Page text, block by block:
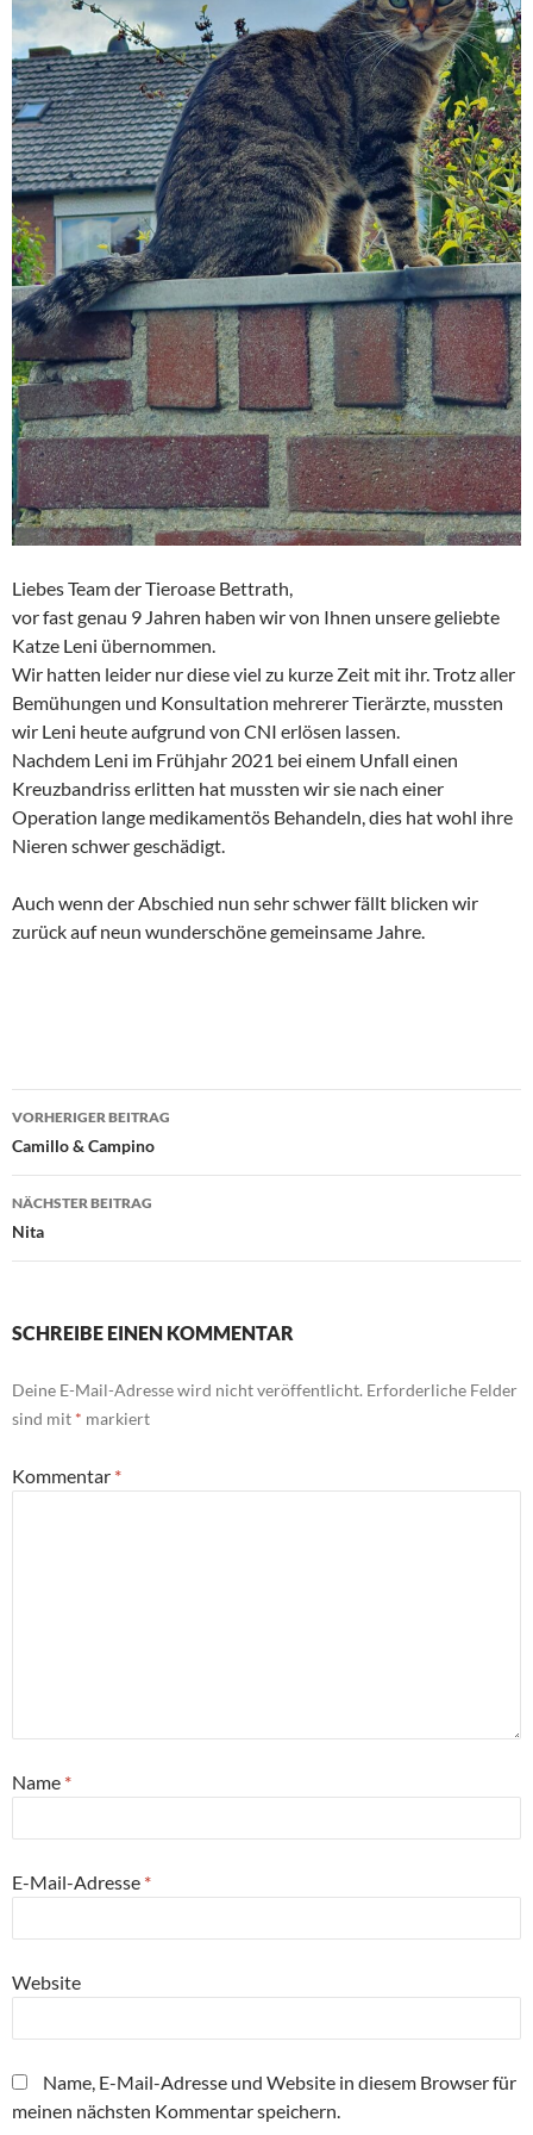
Liebes Team der Tieroase Bettrath,
vor fast genau 9 Jahren haben wir von Ihnen unsere geliebte
Katze Leni übernommen.
Wir hatten leider nur diese viel zu kurze Zeit mit ihr. Trotz aller
Bemühungen und Konsultation mehrerer Tierärzte, mussten
wir Leni heute aufgrund von CNI erlösen lassen.
Nachdem Leni im Frühjahr 2021 bei einem Unfall einen
Kreuzbandriss erlitten hat mussten wir sie nach einer
Operation lange medikamentös Behandeln, dies hat wohl ihre
Nieren schwer geschädigt.
Auch wenn der Abschied nun sehr schwer fällt blicken wir
zurück auf neun wunderschöne gemeinsame Jahre.
Beitragsnavigation
VORHERIGER BEITRAG
Camillo & Campino
NÄCHSTER BEITRAG
Nita
SCHREIBE EINEN KOMMENTAR
Deine E-Mail-Adresse wird nicht veröffentlicht. Erforderliche Felder
sind mit * markiert
Kommentar *
Name *
E-Mail-Adresse *
Website
Name, E-Mail-Adresse und Website in diesem Browser für
meinen nächsten Kommentar speichern.